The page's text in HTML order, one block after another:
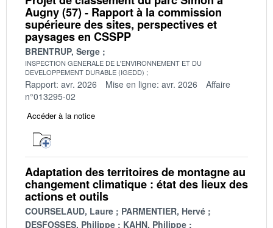
Augny (57) - Rapport à la commission
supérieure des sites, perspectives et
paysages en CSSPP
BRENTRUP, Serge
INSPECTION GENERALE DE L'ENVIRONNEMENT ET DU
DEVELOPPEMENT DURABLE (IGEDD)
Rapport: avr. 2026 Mise en ligne: avr. 2026
Affaire
n°013295-02
Accéder à la notice
Adaptation des territoires de montagne au
changement climatique : état des lieux des
actions et outils
COURSELAUD, Laure
PARMENTIER, Hervé
DESFOSSES, Philippe
KAHN, Philippe